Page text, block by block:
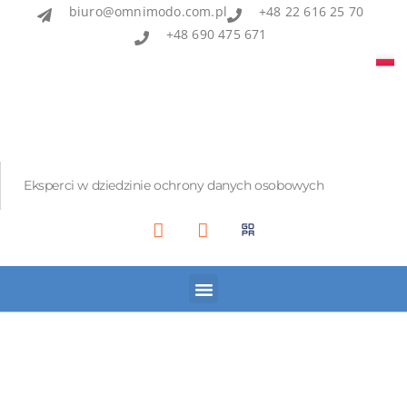
biuro@omnimodo.com.pl
+48 22 616 25 70
+48 690 475 671
Eksperci w dziedzinie ochrony danych osobowych